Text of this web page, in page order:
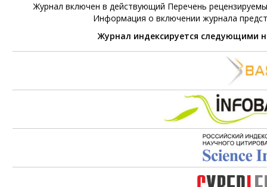
Журнал включен в действующий Перечень
Информация о включении журнала
Журнал индексируется следующими